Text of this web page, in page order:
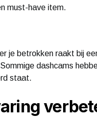
must-have item.
je betrokken raakt bij
dashcams
staat.